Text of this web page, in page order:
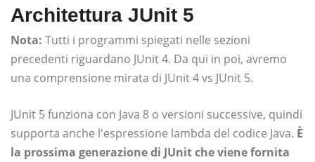
Architettura JUnit 5
Nota: Tutti i programmi spiegati nelle sezioni
precedenti riguardano JUnit 4. Da qui in poi, avremo
una comprensione mirata di JUnit 4 vs JUnit 5.
JUnit 5 funziona con Java 8 o versioni successive, quindi
supporta anche l'espressione lambda del codice Java. È
la prossima generazione di JUnit che viene fornita